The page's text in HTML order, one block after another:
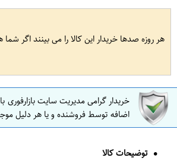
هر روزه صدها خریدار این کالا را می بینند اگر شما
خریدار گرامی مدیریت سایت
اضافه توسط فروشنده و یا هر دلیل
توضیحات کالا